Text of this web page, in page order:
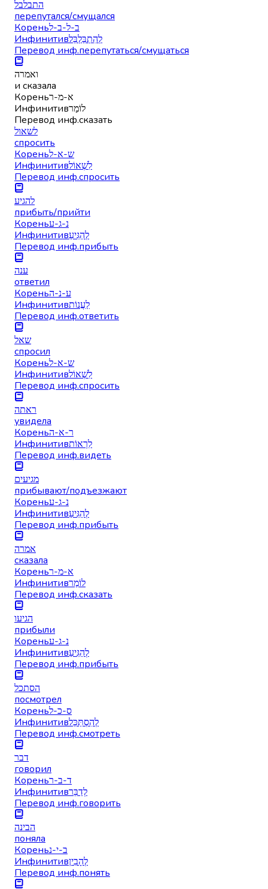
התבלבל
перепутался/смущался
Кореньב-ל-ב-ל
Инфинитивלְהִתְבַּלְבֵּל
Перевод инф.перепутаться/смущаться
ואמרה
и сказала
Кореньא-מ-ר
Инфинитивלוֹמַר
Перевод инф.сказать
לשאול
спросить
Кореньש-א-ל
Инфинитивלִשְׁאוֹל
Перевод инф.спросить
להגיע
прибыть/прийти
Кореньנ-ג-ע
Инфинитивלְהַגִּיעַ
Перевод инф.прибыть
ענה
ответил
Кореньע-נ-ה
Инфинитивלַעֲנוֹת
Перевод инф.ответить
שאל
спросил
Кореньש-א-ל
Инфинитивלִשְׁאוֹל
Перевод инф.спросить
ראתה
увидела
Кореньר-א-ה
Инфинитивלִרְאוֹת
Перевод инф.видеть
מגיעים
прибывают/подъезжают
Кореньנ-ג-ע
Инфинитивלְהַגִּיעַ
Перевод инф.прибыть
אמרה
сказала
Кореньא-מ-ר
Инфинитивלוֹמַר
Перевод инф.сказать
הגיעו
прибыли
Кореньנ-ג-ע
Инфинитивלְהַגִּיעַ
Перевод инф.прибыть
הסתכל
посмотрел
Кореньס-כ-ל
Инфинитивלְהִסְתַּכֵּל
Перевод инф.смотреть
דבר
говорил
Кореньד-ב-ר
Инфинитивלְדַבֵּר
Перевод инф.говорить
הבינה
поняла
Кореньב-י-נ
Инфинитивלְהָבִין
Перевод инф.понять